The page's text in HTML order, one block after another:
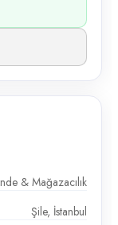
& Mağazacılık
Şile, İstanbul